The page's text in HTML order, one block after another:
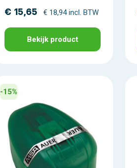
€ 15,65 € 18,94 incl. BTW
Bekijk product
-15%